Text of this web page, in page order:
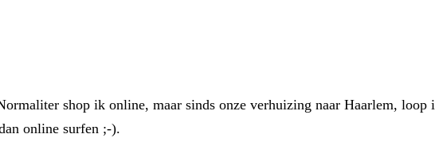
shop ik online, maar sinds onze verhuizing naar Haarlem,
online surfen ;-).